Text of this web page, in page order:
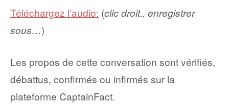
Téléchargez l’audio: (clic droit.. enregistrer
sous…)
Les propos de cette conversation sont vérifiés,
débattus, confirmés ou infirmés sur la
plateforme CaptainFact.